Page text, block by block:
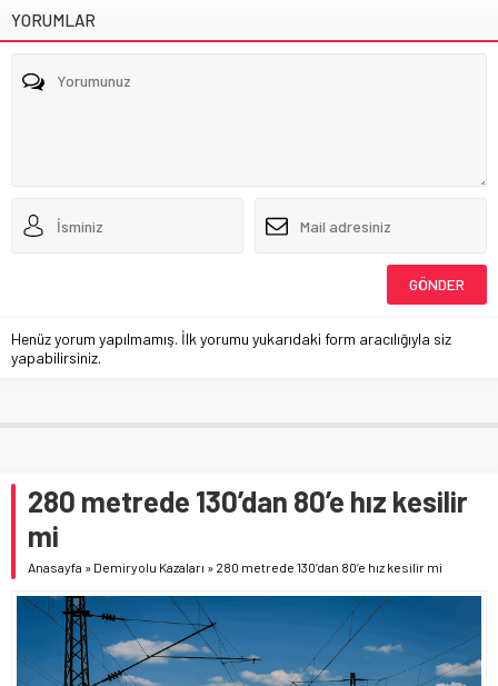
YORUMLAR
Henüz yorum yapılmamış. İlk yorumu yukarıdaki form aracılığıyla siz
yapabilirsiniz.
280 metrede 130’dan 80’e hız kesilir
mi
Anasayfa » Demiryolu Kazaları » 280 metrede 130’dan 80’e hız kesilir mi